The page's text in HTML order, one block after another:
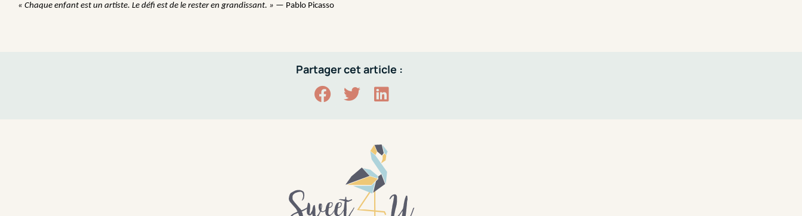
« Chaque enfant est un artiste. Le défi est de le rester en grandissant. » — Pablo Picasso
Partager cet article :